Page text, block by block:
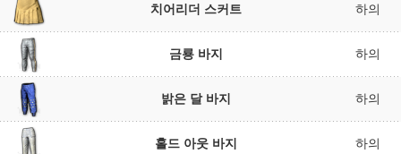
치어리더 스커트 하의
금룡 바지 하의
밝은 달 바지 하의
홀드 아웃 바지 하의